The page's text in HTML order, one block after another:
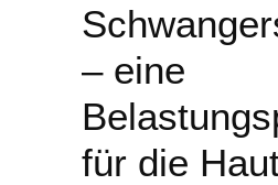
– eine
für die